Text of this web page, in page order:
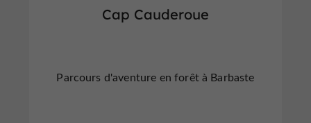
Cap Cauderoue
Parcours d'aventure en forêt à Barbaste